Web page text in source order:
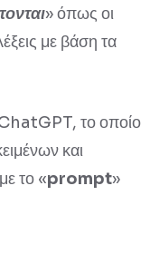
» όπως οι
με βάση τα
ChatGPT, το οποίο
και
το «prompt»